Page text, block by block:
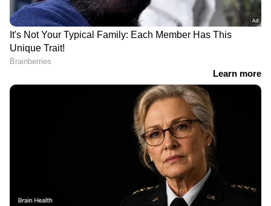
RECOMMENDED STORIES
'യു ടേൺ അടിച്ച്
സർക്കാർ', ഗുരുവായൂർ